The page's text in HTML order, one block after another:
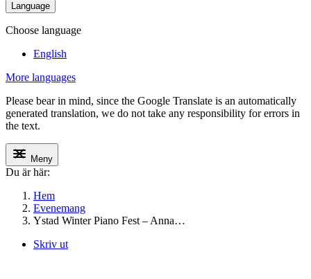
Language
Choose language
English
More languages
Please bear in mind, since the Google Translate is an automatically
generated translation, we do not take any responsibility for errors in
the text.
Meny
Du är här:
Hem
Evenemang
Ystad Winter Piano Fest – Anna…
Skriv ut